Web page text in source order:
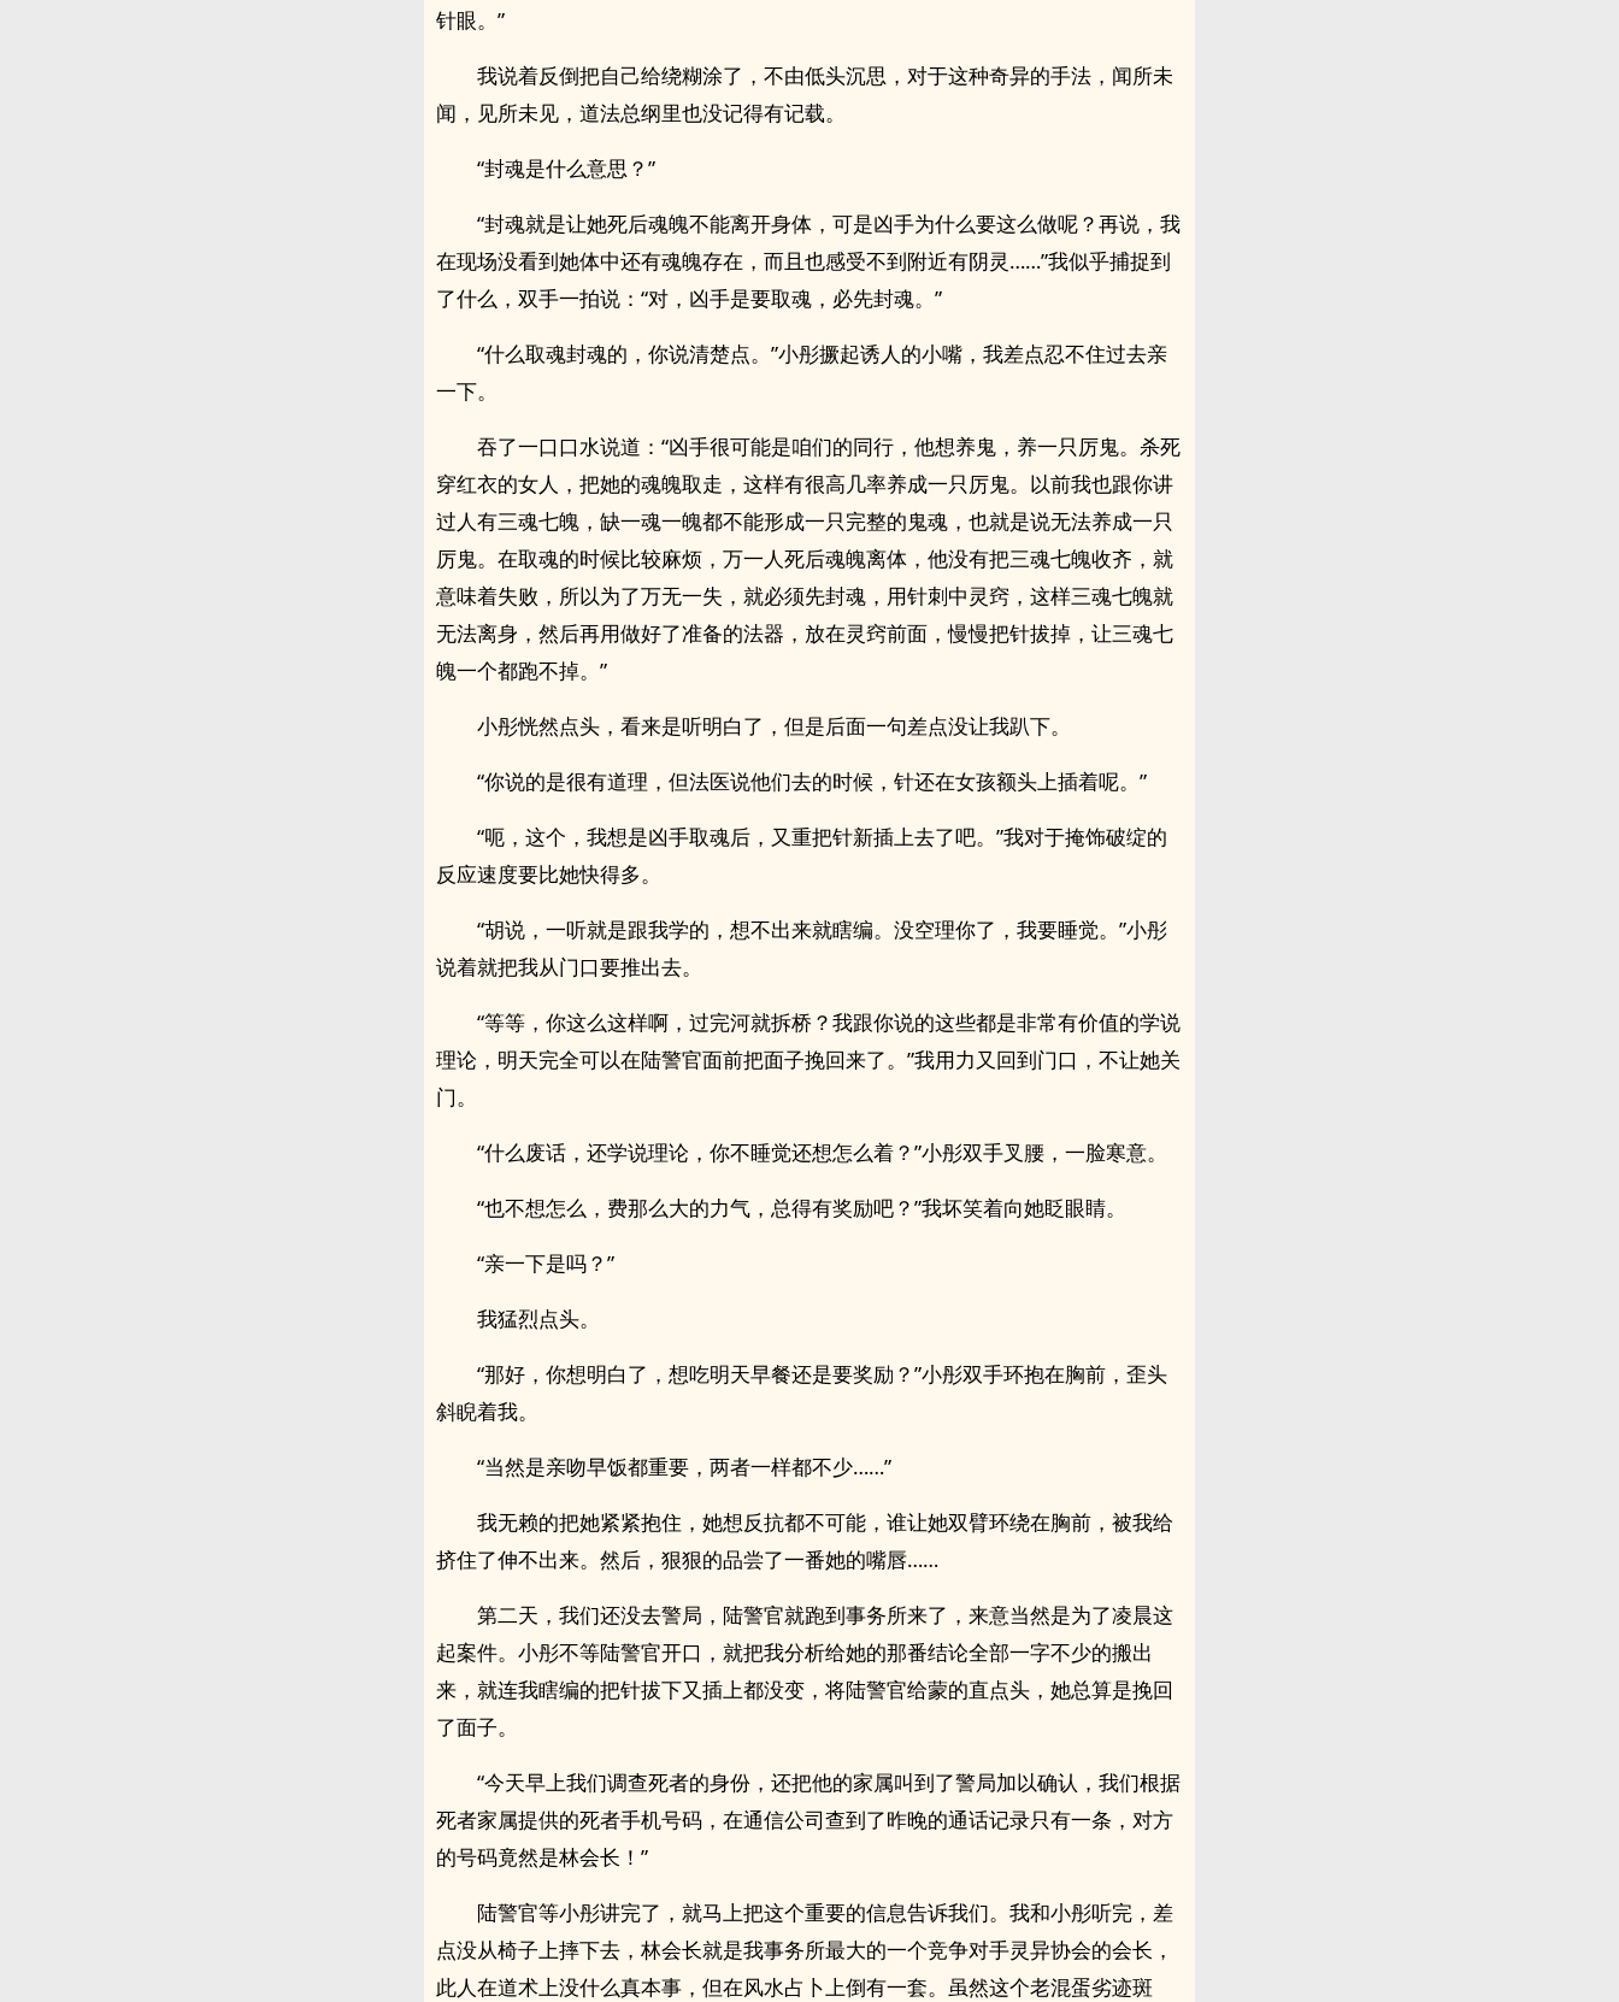
针眼。”
我说着反倒把自己给绕糊涂了，不由低头沉思，对于这种奇异的手法，闻所未
闻，见所未见，道法总纲里也没记得有记载。
“封魂是什么意思？”
“封魂就是让她死后魂魄不能离开身体，可是凶手为什么要这么做呢？再说，我
在现场没看到她体中还有魂魄存在，而且也感受不到附近有阴灵……”我似乎捕捉到
了什么，双手一拍说：“对，凶手是要取魂，必先封魂。”
“什么取魂封魂的，你说清楚点。”小彤撅起诱人的小嘴，我差点忍不住过去亲
一下。
吞了一口口水说道：“凶手很可能是咱们的同行，他想养鬼，养一只厉鬼。杀死
穿红衣的女人，把她的魂魄取走，这样有很高几率养成一只厉鬼。以前我也跟你讲
过人有三魂七魄，缺一魂一魄都不能形成一只完整的鬼魂，也就是说无法养成一只
厉鬼。在取魂的时候比较麻烦，万一人死后魂魄离体，他没有把三魂七魄收齐，就
意味着失败，所以为了万无一失，就必须先封魂，用针刺中灵窍，这样三魂七魄就
无法离身，然后再用做好了准备的法器，放在灵窍前面，慢慢把针拔掉，让三魂七
魄一个都跑不掉。”
小彤恍然点头，看来是听明白了，但是后面一句差点没让我趴下。
“你说的是很有道理，但法医说他们去的时候，针还在女孩额头上插着呢。”
“呃，这个，我想是凶手取魂后，又重把针新插上去了吧。”我对于掩饰破绽的
反应速度要比她快得多。
“胡说，一听就是跟我学的，想不出来就瞎编。没空理你了，我要睡觉。”小彤
说着就把我从门口要推出去。
“等等，你这么这样啊，过完河就拆桥？我跟你说的这些都是非常有价值的学说
理论，明天完全可以在陆警官面前把面子挽回来了。”我用力又回到门口，不让她关
门。
“什么废话，还学说理论，你不睡觉还想怎么着？”小彤双手叉腰，一脸寒意。
“也不想怎么，费那么大的力气，总得有奖励吧？”我坏笑着向她眨眼睛。
“亲一下是吗？”
我猛烈点头。
“那好，你想明白了，想吃明天早餐还是要奖励？”小彤双手环抱在胸前，歪头
斜睨着我。
“当然是亲吻早饭都重要，两者一样都不少……”
我无赖的把她紧紧抱住，她想反抗都不可能，谁让她双臂环绕在胸前，被我给
挤住了伸不出来。然后，狠狠的品尝了一番她的嘴唇……
第二天，我们还没去警局，陆警官就跑到事务所来了，来意当然是为了凌晨这
起案件。小彤不等陆警官开口，就把我分析给她的那番结论全部一字不少的搬出
来，就连我瞎编的把针拔下又插上都没变，将陆警官给蒙的直点头，她总算是挽回
了面子。
“今天早上我们调查死者的身份，还把他的家属叫到了警局加以确认，我们根据
死者家属提供的死者手机号码，在通信公司查到了昨晚的通话记录只有一条，对方
的号码竟然是林会长！”
陆警官等小彤讲完了，就马上把这个重要的信息告诉我们。我和小彤听完，差
点没从椅子上摔下去，林会长就是我事务所最大的一个竞争对手灵异协会的会长，
此人在道术上没什么真本事，但在风水占卜上倒有一套。虽然这个老混蛋劣迹斑